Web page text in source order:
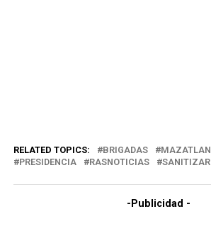
RELATED TOPICS: BRIGADAS MAZATLAN
PRESIDENCIA
RASNOTICIAS SANITIZAR
-Publicidad -